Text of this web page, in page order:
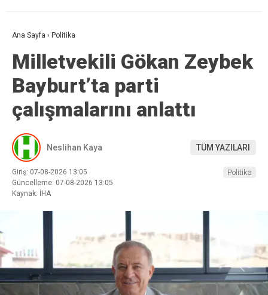
Ana Sayfa › Politika
Milletvekili Gökan Zeybek
Bayburt’ta parti
çalışmalarını anlattı
Neslihan Kaya TÜM YAZILARI
Giriş: 07-08-2026 13:05
Güncelleme: 07-08-2026 13:05
Kaynak: İHA
Politika